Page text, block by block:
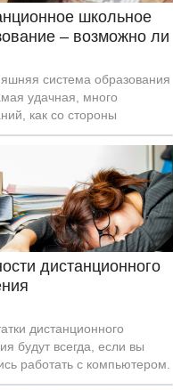
школьное
– возможно ли
система образования
удачная, много
как со стороны
так и со стороны
на европейскую систему,
об университете.
дистанционного
дистанционного
будут всегда, если вы
работать с компьютером.
вас ждет?